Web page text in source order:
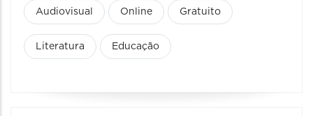
Audiovisual Online Gratuito
Literatura Educação